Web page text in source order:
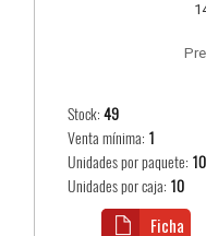
Stock:49
Venta mínima: 1
Unidades por paquete: 10
Unidades por caja: 10
Ficha